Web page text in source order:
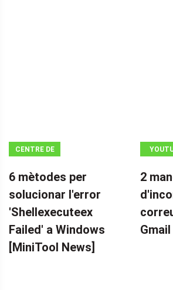
CENTRE DE
MINITOOL
6 mètodes per
solucionar l'error
'Shellexecuteex
Failed' a Windows
[MiniTool News]
2